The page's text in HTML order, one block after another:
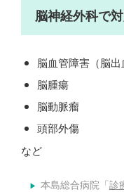
脳神経外科で
脳血管障害（脳出
脳腫瘍
脳動脈瘤
頭部外傷
など
本島総合病院「診